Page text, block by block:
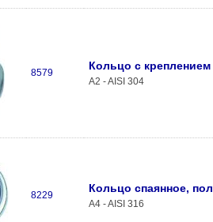
8579
Кольцо с креплением
A2 - AISI 304
8229
Кольцо спаянное,
A4 - AISI 316